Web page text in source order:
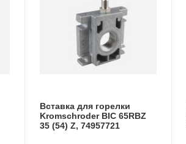
Вставка для горелки
Kromschroder BIC 65RBZ
35 (54) Z, 74957721